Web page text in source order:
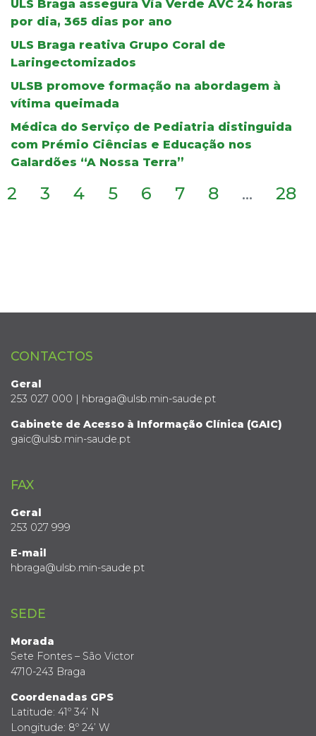
ULS Braga assegura Via Verde AVC 24 horas
por dia, 365 dias por ano
ULS Braga reativa Grupo Coral de
Laringectomizados
ULSB promove formação na abordagem à
vítima queimada
Médica do Serviço de Pediatria distinguida
com Prémio Ciências e Educação nos
Galardões “A Nossa Terra”
2 3 4 5 6 7 8 ... 28
CONTACTOS
Geral
253 027 000 | hbraga@ulsb.min-saude.pt
Gabinete de Acesso à Informação Clínica (GAIC)
gaic@ulsb.min-saude.pt
FAX
Geral
253 027 999
E-mail
hbraga@ulsb.min-saude.pt
SEDE
Morada
Sete Fontes – São Victor
4710-243 Braga
Coordenadas GPS
Latitude: 41º 34’ N
Longitude: 8º 24’ W